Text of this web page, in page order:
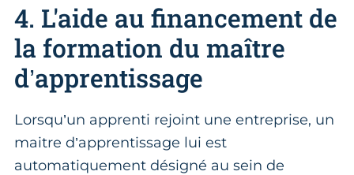
4. L'aide au financement de
la formation du maître
d’apprentissage
Lorsqu’un apprenti rejoint une entreprise, un
maitre d’apprentissage lui est
automatiquement désigné au sein de